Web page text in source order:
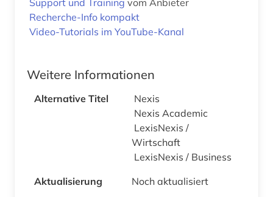
Recherche-Info kompakt
Video-Tutorials im YouTube-Kanal
Weitere Informationen
Alternative Titel
Nexis
Nexis Academic
LexisNexis /
Wirtschaft
LexisNexis / Business
Aktualisierung
Noch aktualisiert